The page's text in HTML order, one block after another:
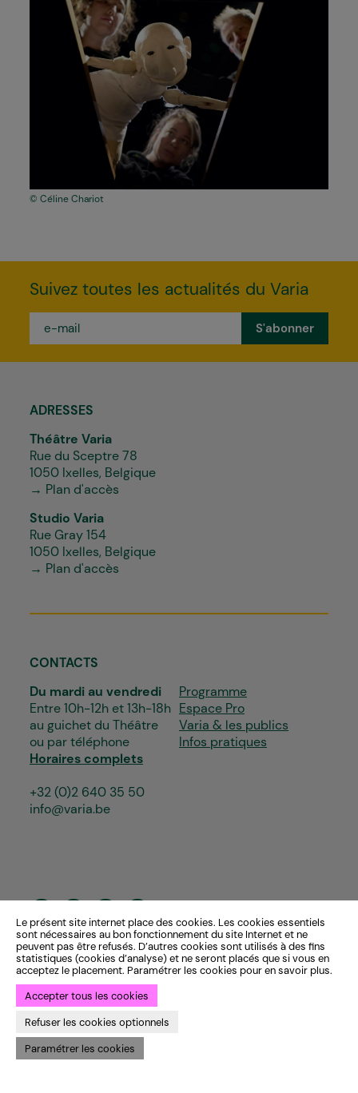
Le présent site internet place des cookies. Les cookies essentiels
sont nécessaires au bon fonctionnement du site Internet et ne
peuvent pas être refusés. D’autres cookies sont utilisés à des fins
statistiques (cookies d’analyse) et ne seront placés que si vous en
acceptez le placement. Paramétrer les cookies pour en savoir plus.
Accepter tous les cookies
Refuser les cookies optionnels
Paramétrer les cookies
Céline Chariot
Suivez toutes les actualités du Varia
mail
ADRESSES
Théâtre Varia
Rue du Sceptre 78
1050 Ixelles, Belgique
→ Plan d'accès
Studio Varia
Rue Gray 154
1050 Ixelles, Belgique
→ Plan d'accès
CONTACTS
Du mardi au vendredi
Entre 10h-12h et 13h-18h
au guichet du Théâtre
ou par téléphone
Horaires complets
+32 (0)2 640 35 50
info@varia.be
Programme
Espace Pro
Varia & les publics
Infos pratiques